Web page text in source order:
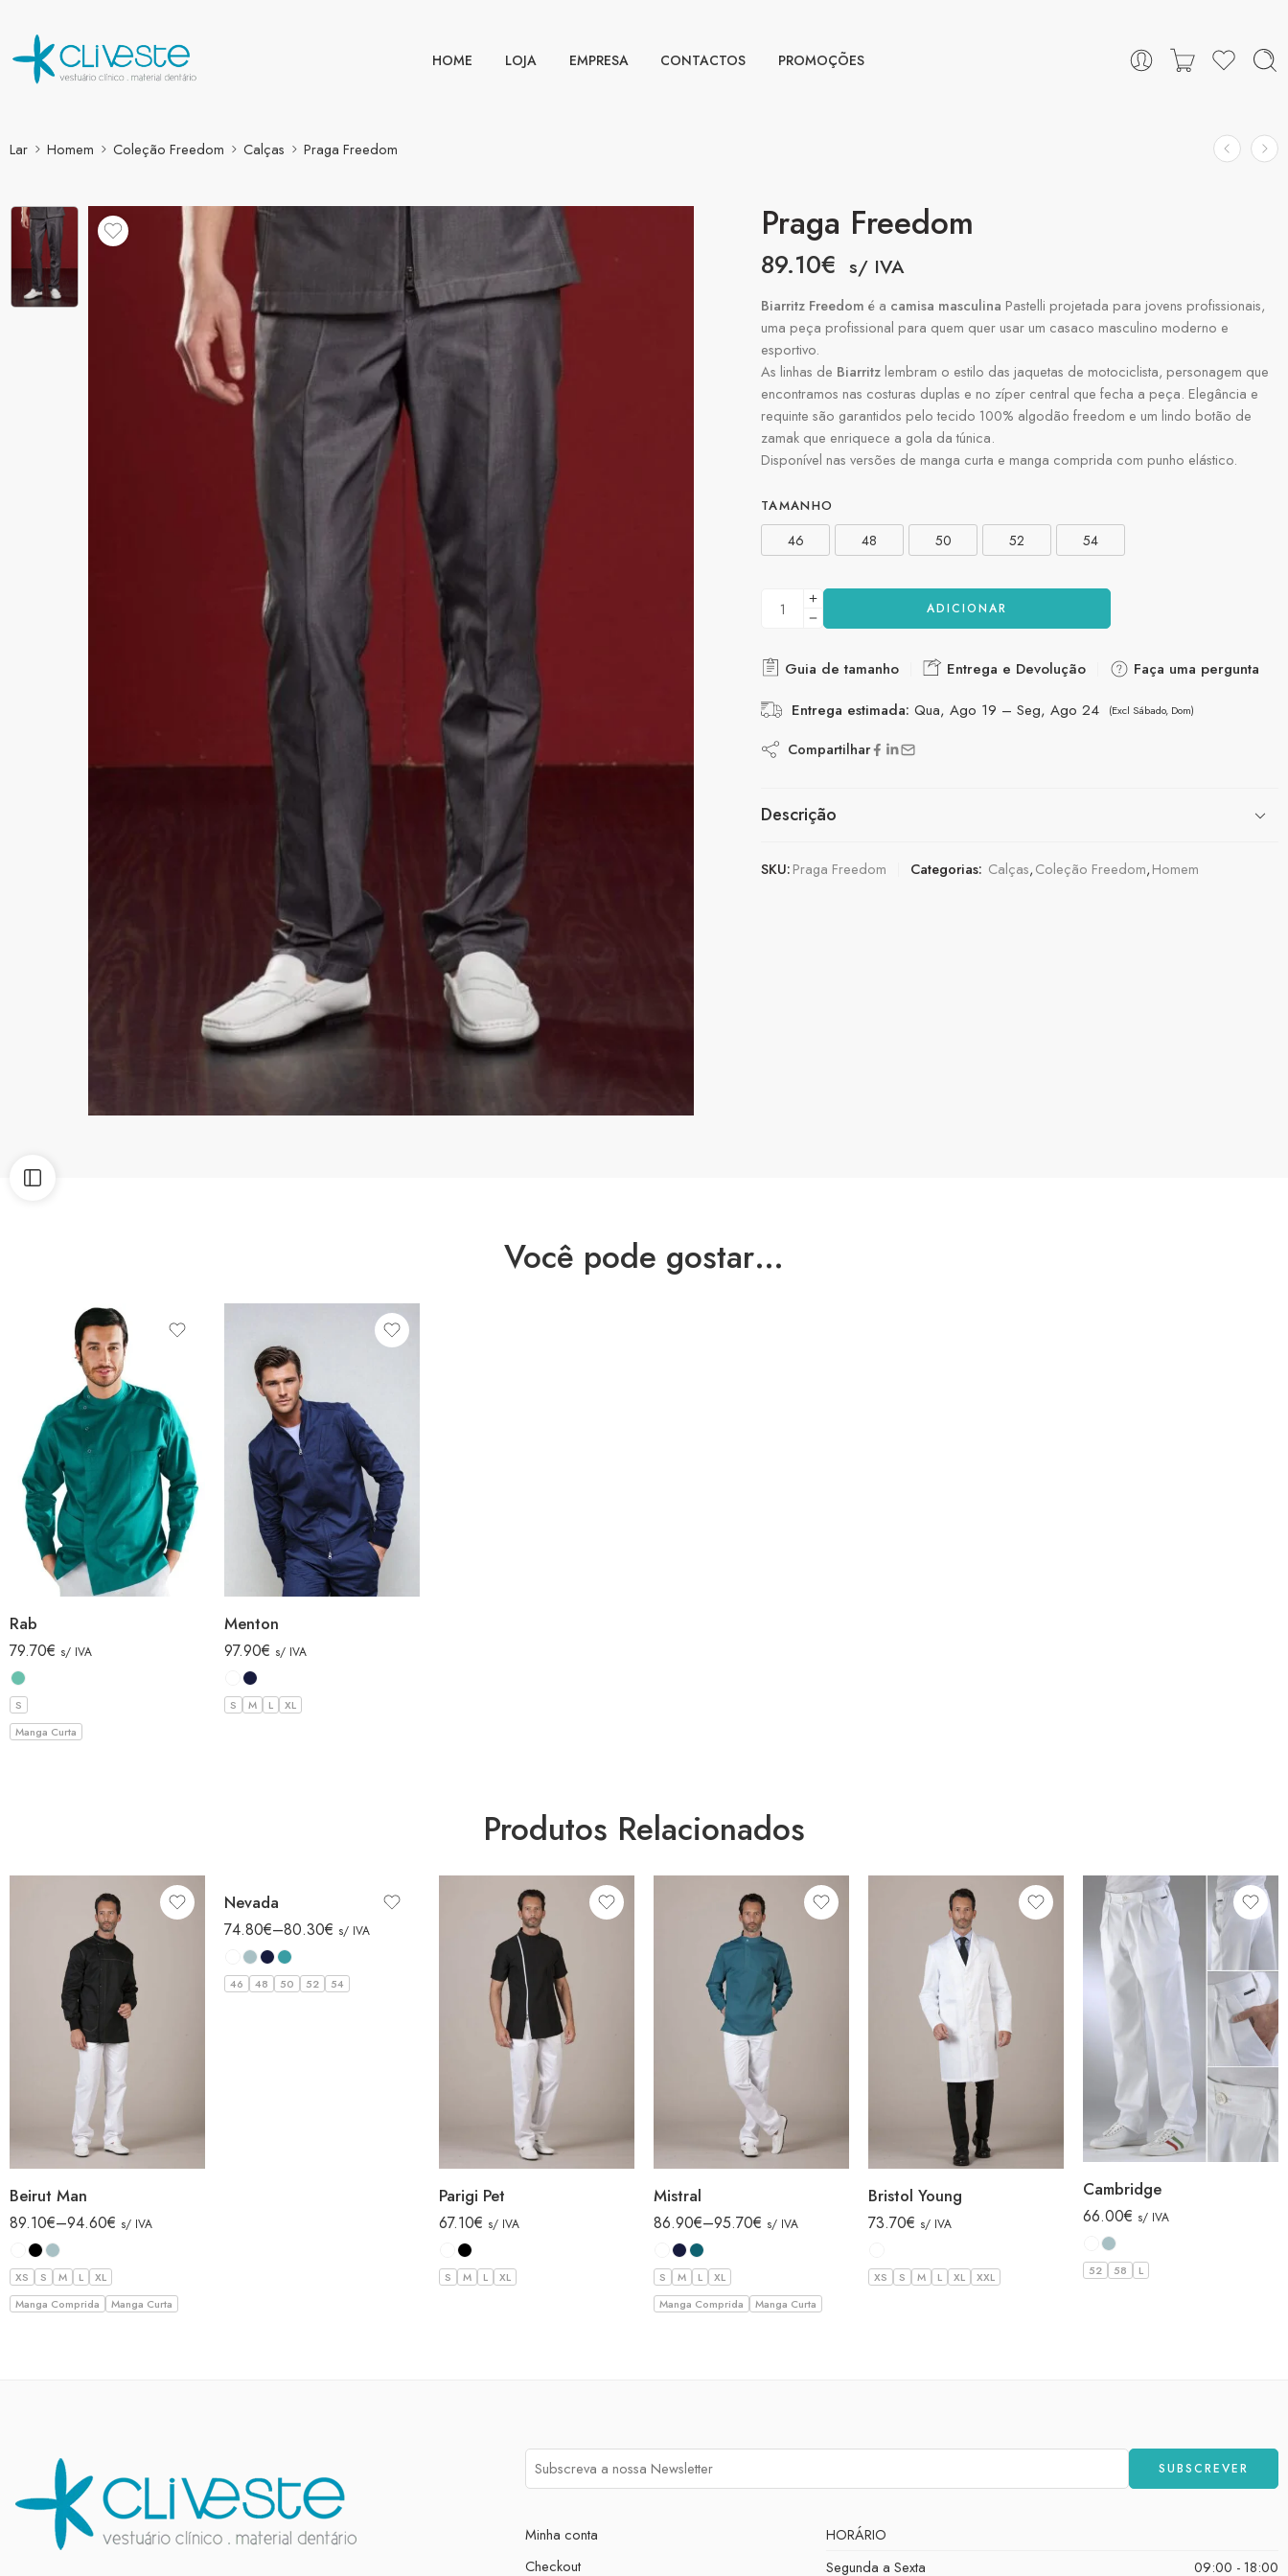
HOME LOJA EMPRESA CONTACTOS PROMOÇÕES
Lar Homem Coleção Freedom Calças Praga Freedom
Praga Freedom
89.10€ s/ IVA
Biarritz Freedom é a camisa masculina Pastelli projetada para jovens profissionais,
uma peça profissional para quem quer usar um casaco masculino moderno e
esportivo.
As linhas de Biarritz lembram o estilo das jaquetas de motociclista, personagem que
encontramos nas costuras duplas e no zíper central que fecha a peça. Elegância e
requinte são garantidos pelo tecido 100% algodão freedom e um lindo botão de
zamak que enriquece a gola da túnica.
Disponível nas versões de manga curta e manga comprida com punho elástico.
TAMANHO
46 48 50 52 54
ADICIONAR
Guia de tamanho Entrega e Devolução
Faça uma pergunta
Entrega estimada: Qua, Ago 19 – Seg, Ago 24 (Excl Sábado, Dom)
Compartilhar
Descrição
SKU:Praga Freedom Categorias: Calças,Coleção Freedom,Homem
Você pode gostar…
Rab
79.70€ s/ IVA
S
Manga Curta
Menton
97.90€ s/ IVA
S M L XL
Produtos Relacionados
Beirut Man
89.10€–94.60€ s/ IVA
XS S M L
XL
Manga Comprida
Manga Curta
Nevada
74.80€–80.30€ s/ IVA
46 48 50 52 54
Parigi Pet
67.10€ s/ IVA
S M L XL
Mistral
86.90€–95.70€ s/ IVA
S M L
XL
Manga Comprida
Manga Curta
Bristol Young
73.70€ s/ IVA
XS S M L XL XXL
Cambridge
66.00€ s/ IVA
52 58 L
Minha conta
Checkout
HORÁRIO
Segunda a Sexta
09:00 - 18:00